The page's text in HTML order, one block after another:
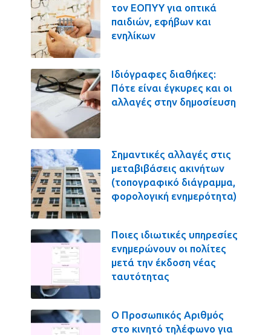
τον ΕΟΠΥΥ για οπτικά
παιδιών, εφήβων και
ενηλίκων
Ιδιόγραφες διαθήκες:
Πότε είναι έγκυρες και οι
αλλαγές στην δημοσίευση
Σημαντικές αλλαγές στις
μεταβιβάσεις ακινήτων
(τοπογραφικό διάγραμμα,
φορολογική ενημερότητα)
Ποιες ιδιωτικές υπηρεσίες
ενημερώνουν οι πολίτες
μετά την έκδοση νέας
ταυτότητας
Ο Προσωπικός Αριθμός
στο κινητό τηλέφωνο για